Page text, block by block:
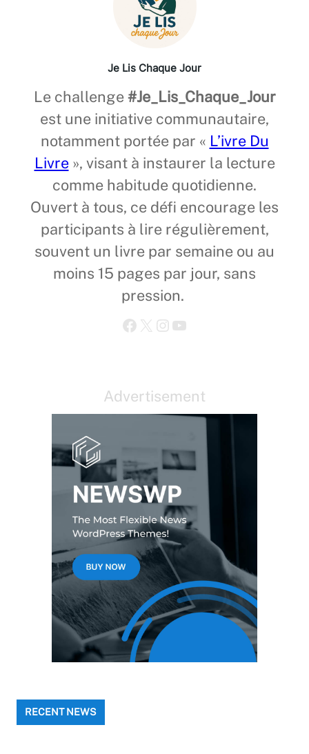
Je Lis Chaque Jour
Le challenge#Je_Lis_Chaque_Jour
est une initiative communautaire,
notamment portée par « L’ivre Du
Livre», visant à instaurer la lecture
comme habitude quotidienne.
Ouvert à tous, ce défi encourage les
participants à lire régulièrement,
souvent un livre par semaine ou au
moins 15 pages par jour, sans
pression.
Facebook X Instagram YouTube
Advertisement
RECENT NEWS